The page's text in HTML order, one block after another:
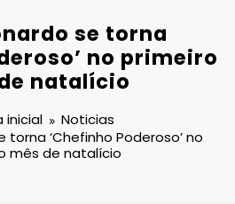
se torna
no primeiro
natalício
inicial
Noticias
torna ‘Chefinho Poderoso’ no
mês de natalício